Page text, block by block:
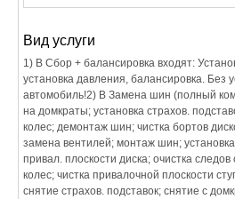
Вид услуги
1) В Сбор + балансировка входят:
установка давления, балансировка. Без
автомобиль!2) В Замена шин (полный
на домкраты; установка страхов.
колес; демонтаж шин; чистка бортов
замена вентилей; монтаж шин;
привал. плоскости диска; очистка следов
колес; чистка привалочной плоскости
снятие страхов. подставок; снятие с